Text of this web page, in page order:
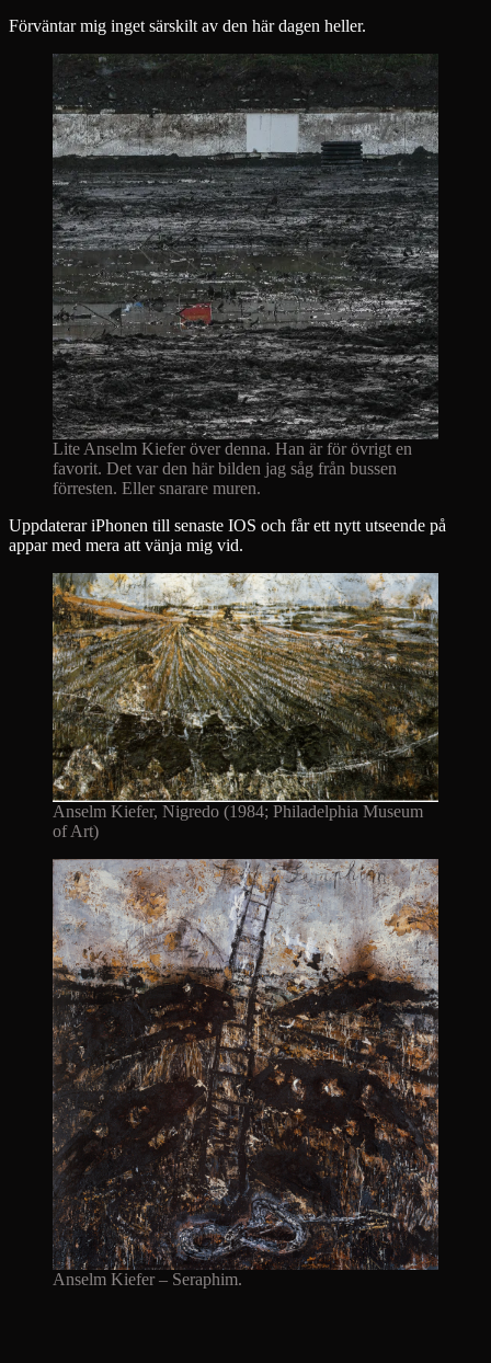
Förväntar mig inget särskilt av den här dagen heller.
Lite Anselm Kiefer över denna. Han är för övrigt en
favorit. Det var den här bilden jag såg från bussen
förresten. Eller snarare muren.
Uppdaterar iPhonen till senaste IOS och får ett nytt utseende på
appar med mera att vänja mig vid.
Anselm Kiefer, Nigredo (1984; Philadelphia Museum
of Art)
Anselm Kiefer – Seraphim.